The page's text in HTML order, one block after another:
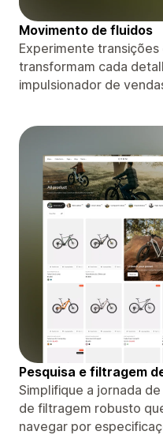
Movimento de fluidos
Experimente
transformam cada
impulsionador de
Pesquisa e filtragem
Simplifique a jornada
de filtragem robusto
navegar por